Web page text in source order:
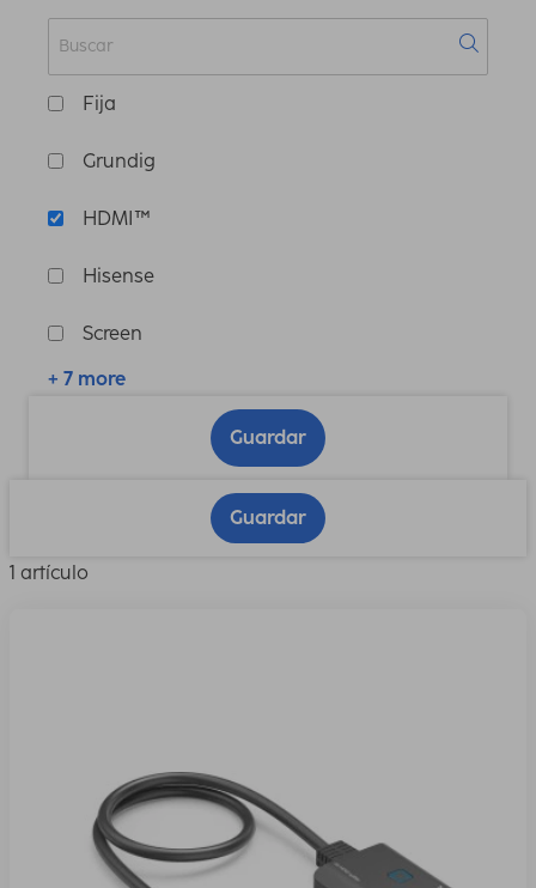
Fija
Grundig
HDMI™
Hisense
Screen
+ 7 more
Guardar
Guardar
1 artículo